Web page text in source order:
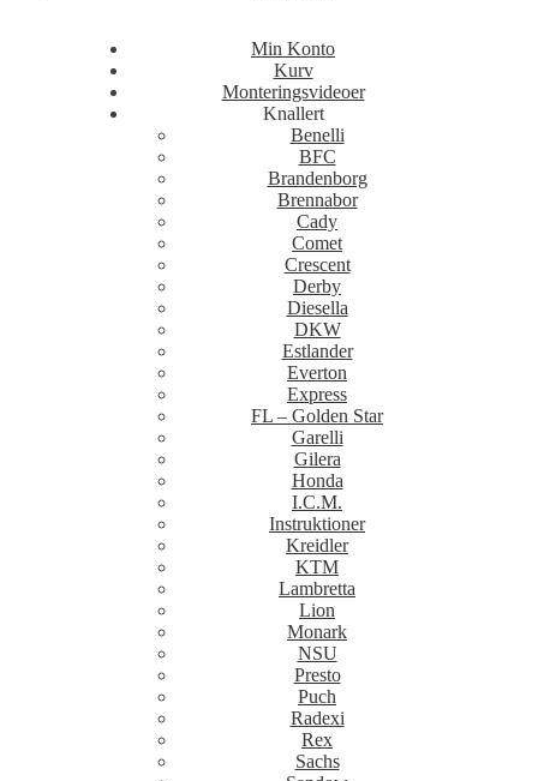
Min Konto
Kurv
Monteringsvideoer
Knallert
Benelli
BFC
Brandenborg
Brennabor
Cady
Comet
Crescent
Derby
Diesella
DKW
Estlander
Everton
Express
FL – Golden Star
Garelli
Gilera
Honda
I.C.M.
Instruktioner
Kreidler
KTM
Lambretta
Lion
Monark
NSU
Presto
Puch
Radexi
Rex
Sachs